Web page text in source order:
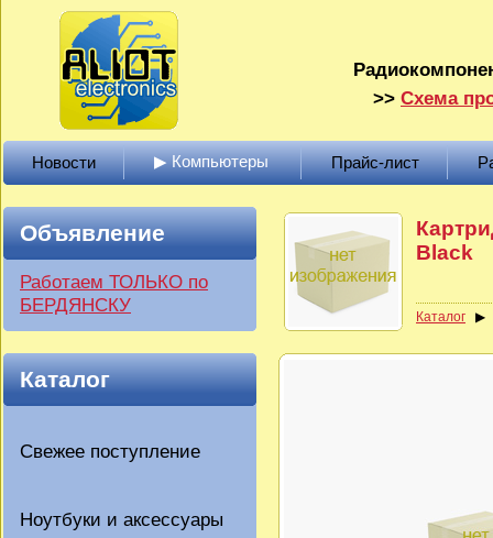
>> Схема
Новости ▶ Компьютеры Прайс-лист
Объявление
Работаем ТОЛЬКО по
БЕРДЯНСКУ
Каталог
Свежее поступление
Ноутбуки и аксессуары
Black
Каталог